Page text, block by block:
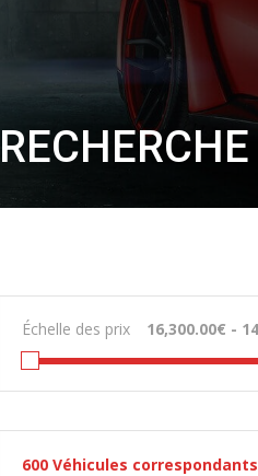
RECHERCHE
Échelle des prix
600 Véhicules correspondants